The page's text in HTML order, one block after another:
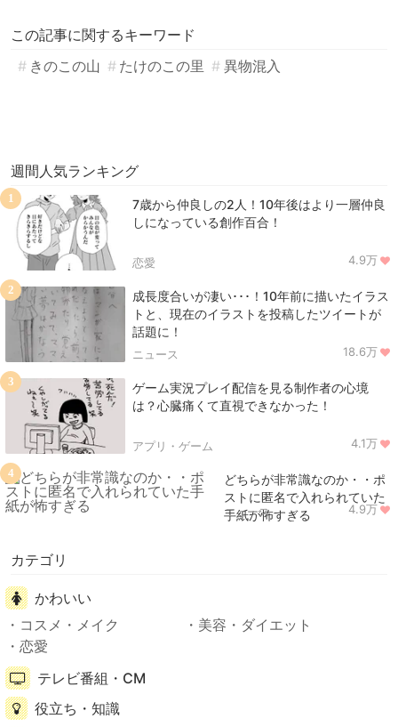
この記事に関するキーワード
きのこの山
たけのこの里 異物混入
週間人気ランキング
7歳から仲良しの2人！10年後はより一層仲良
しになっている創作百合！
恋愛 4.9万
1
成長度合いが凄い･･･！10年前に描いたイラス
トと、現在のイラストを投稿したツイートが
話題に！
ニュース 18.6万
2
ゲーム実況プレイ配信を見る制作者の心境
は？心臓痛くて直視できなかった！
アプリ・ゲーム 4.1万
3
どちらが非常識なのか・・ポ
ストに匿名で入れられていた
手紙が怖すぎる
ニュース 4.9万
4
カテゴリ
かわいい
コスメ・メイク
美容・ダイエット
恋愛
テレビ番組・CM
役立ち・知識